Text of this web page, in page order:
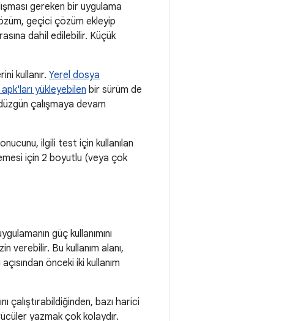
gereken bir uygulama
geçici çözüm ekleyip
dahil edilebilir. Küçük
kullanır. Yerel dosya
yükleyebilen bir sürüm de
çalışmaya devam
ilgili test için kullanılan
için 2 boyutlu (veya çok
güç kullanımını
verebilir. Bu kullanım alanı,
önceki iki kullanım
çalıştırabildiğinden, bazı harici
yazmak çok kolaydır.